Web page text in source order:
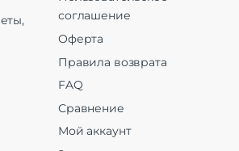
соглашение
Оферта
Правила возврата
FAQ
Сравнение
Мой аккаунт